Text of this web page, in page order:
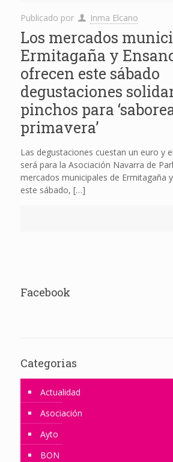
Publicado por Inma Elcano
Los mercados
Ermitagaña y
ofrecen este sábado
degustaciones
pinchos para
primavera’
Las degustaciones cuestan un euro y
será para la Asociación Navarra de
mercados municipales de Ermitagaña
este sábado, […]
Facebook
Categorias
Actualidad
Asociación
Ayto
BON